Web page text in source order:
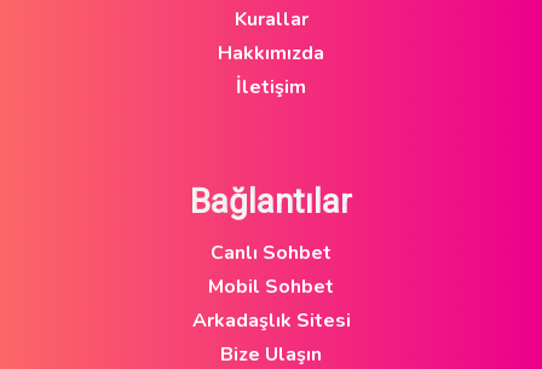
Kurallar
Hakkımızda
İletişim
Bağlantılar
Canlı Sohbet
Mobil Sohbet
Arkadaşlık Sitesi
Bize Ulaşın